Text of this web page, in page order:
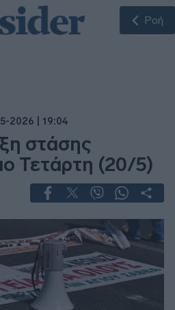
Ροή
2026 | 19:04
στάσης
Τετάρτη (20/5)